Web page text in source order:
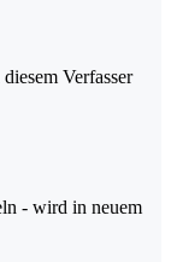
Verfasser
- wird in neuem